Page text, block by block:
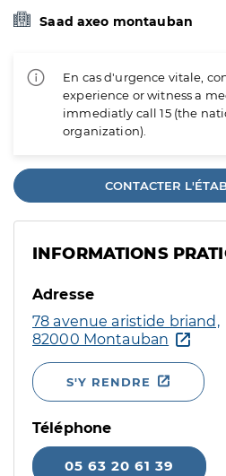
Saad axeo montauban
En cas d'urgence vitale,
experience or witness a
immediatly call 15 (the
organization).
CONTACTER
INFORMATIONS
Adresse
78 avenue aristide briand,
82000 Montauban
S'Y RENDRE
Téléphone
05 63 20 61 39